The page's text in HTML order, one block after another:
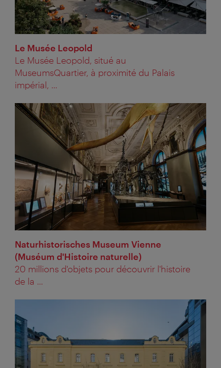
Le Musée Leopold
Le Musée Leopold, situé au
MuseumsQuartier, à proximité du Palais
impérial, ...
Naturhistorisches Museum Vienne
(Muséum d'Histoire naturelle)
20 millions d'objets pour découvrir l'histoire
de la ...